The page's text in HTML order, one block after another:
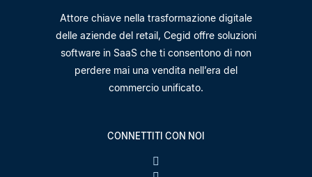
Attore chiave nella trasformazione digitale
delle aziende del retail, Cegid offre soluzioni
software in SaaS che ti consentono di non
perdere mai una vendita nell’era del
commercio unificato.
CONNETTITI CON NOI